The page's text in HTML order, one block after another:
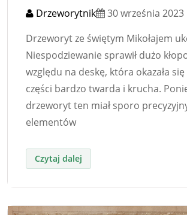
Drzeworytnik
30 września 2023
Drzeworyt ze świętym Mikołajem
Niespodziewanie sprawił dużo
względu na deskę, która okazała
części bardzo twarda i krucha.
drzeworyt ten miał sporo
elementów